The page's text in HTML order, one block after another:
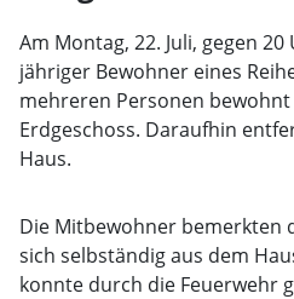
Am Montag, 22. Juli, gegen
jähriger Bewohner eines
mehreren Personen
Erdgeschoss. Daraufhin
Haus.
Die Mitbewohner bemerkten
sich selbständig aus dem
konnte durch die Feuerwehr